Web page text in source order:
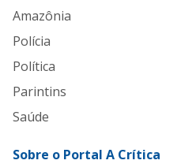
Amazônia
Polícia
Política
Parintins
Saúde
Sobre o Portal A Crítica